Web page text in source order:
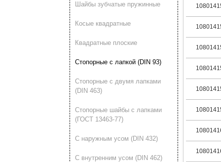
Шайбы зубчатые пружинные
Косые квадратные
Квадратные плоские
Стопорные с лапкой (DIN 93)
Стопорные с двумя лапками
(DIN 463)
Стопорные шайбы с лапками
(ГОСТ 13463-77)
С наружным усом (DIN 432)
С внутренним усом (DIN 462)